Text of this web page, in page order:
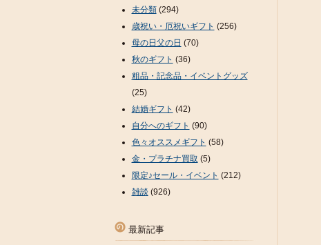
未分類(294)
歳祝い・厄祝いギフト (256)
母の日父の日 (70)
秋のギフト (36)
粗品・記念品・イベントグッズ
(25)
結婚ギフト (42)
自分へのギフト (90)
色々オススメギフト (58)
金・プラチナ買取 (5)
限定♪セール・イベント (212)
雑談 (926)
最新記事